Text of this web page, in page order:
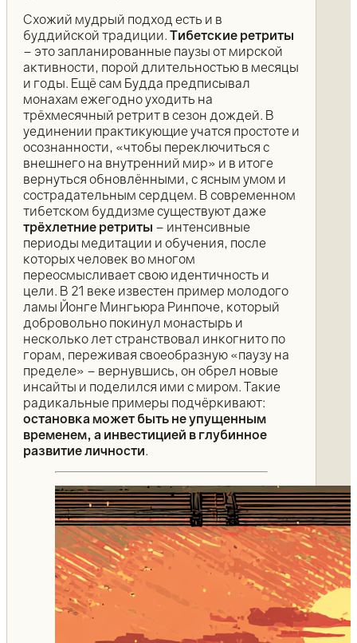
Схожий мудрый подход есть и в
буддийской традиции. Тибетские ретриты
– это запланированные паузы от мирской
активности, порой длительностью в месяцы
и годы. Ещё сам Будда предписывал
монахам ежегодно уходить на
трёхмесячный ретрит в сезон дождей. В
уединении практикующие учатся простоте и
осознанности, «чтобы переключиться с
внешнего на внутренний мир» и в итоге
вернуться обновлёнными, с ясным умом и
сострадательным сердцем. В современном
тибетском буддизме существуют даже
трёхлетние ретриты – интенсивные
периоды медитации и обучения, после
которых человек во многом
переосмысливает свою идентичность и
цели. В 21 веке известен пример молодого
ламы Йонге Мингьюра Ринпоче, который
добровольно покинул монастырь и
несколько лет странствовал инкогнито по
горам, переживая своеобразную «паузу на
пределе» – вернувшись, он обрел новые
инсайты и поделился ими с миром. Такие
радикальные примеры подчёркивают:
остановка может быть не упущенным
временем, а инвестицией в глубинное
развитие личности.